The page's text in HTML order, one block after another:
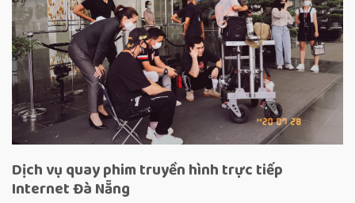
Dịch vụ quay phim truyền hình trực tiếp
Internet Đà Nẵng